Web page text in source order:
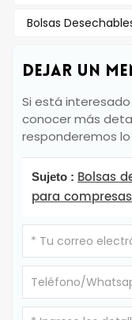
Bolsas
DEJAR UN
Si está
conocer más
responderemos
Sujeto : Bolsas
para